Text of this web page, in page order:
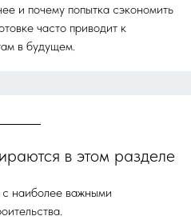
и почему попытка сэкономить
часто приводит к
в будущем.
в этом разделе
с наиболее важными